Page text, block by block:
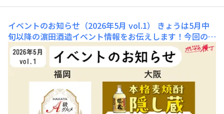
イベントのお知らせ（2026年5月 vol.1）
きょうは5月中
旬以降の濵田酒造イベント情報をお伝えします！今回の舞
台は福岡＆大阪、ぜひ会場へお越しください♪①HAKATA
A級グルメ大食覧会2026JR博多駅前広場で開催されるグ
ルメの祭典「HAKATA A級グルメ大食覧会2026」「香る焼
酎スタンド」としてだいやめやCHILL GREENを準備し